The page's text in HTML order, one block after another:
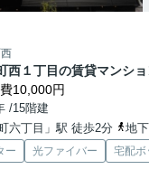
西１丁目の賃貸マンシ
10,000円
/15階建
六丁目」駅 徒歩2分
地下鉄
ー 光ファイバー
宅配ボ